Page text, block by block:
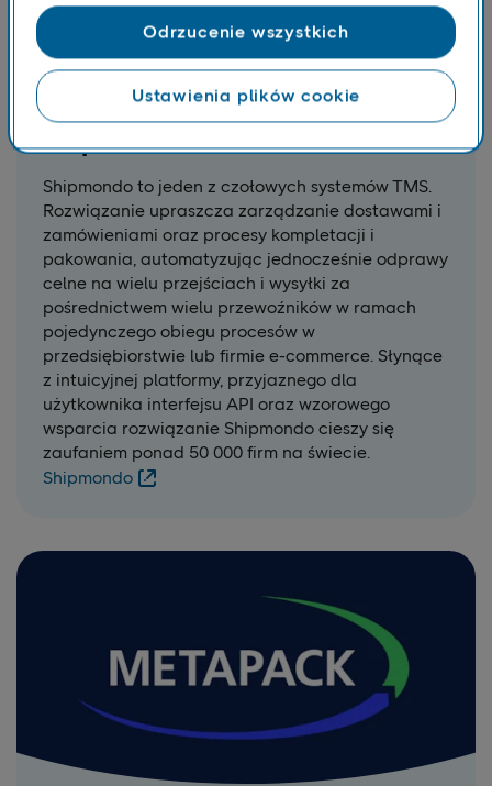
Shipmondo
Shipmondo to jeden z czołowych systemów TMS.
Rozwiązanie upraszcza zarządzanie dostawami i
zamówieniami oraz procesy kompletacji i
pakowania, automatyzując jednocześnie odprawy
celne na wielu przejściach i wysyłki za
pośrednictwem wielu przewoźników w ramach
pojedynczego obiegu procesów w
przedsiębiorstwie lub firmie e-commerce. Słynące
z intuicyjnej platformy, przyjaznego dla
użytkownika interfejsu API oraz wzorowego
wsparcia rozwiązanie Shipmondo cieszy się
zaufaniem ponad 50 000 firm na świecie.
Shipmondo
Ustawienia plików cookie
Odrzucenie wszystkich